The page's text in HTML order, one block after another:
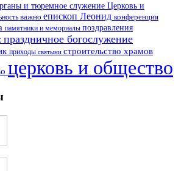
и тюремное служение Церковь и
важно епископ Леонид конференция
памятники и мемориалы поздравления
праздничное богослужение
приходы святыни строительство храмов
церковь и общество